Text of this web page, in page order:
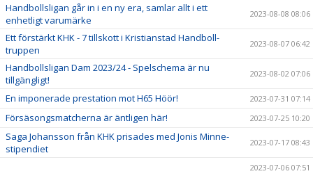
Handbollsligan går in i en ny era, samlar allt i ett
enhetligt varumärke
2023-08-08 08:06
Ett förstärkt KHK - 7 tillskott i Kristianstad Handboll-
truppen
2023-08-07 06:42
Handbollsligan Dam 2023/24 - Spelschema är nu
tillgängligt!
2023-08-02 07:06
En imponerade prestation mot H65 Höör! 2023-07-31 07:14
Försäsongsmatcherna är äntligen här! 2023-07-25 10:20
Saga Johansson från KHK prisades med Jonis Minne-
stipendiet
2023-07-17 08:43
2023-07-06 07:51